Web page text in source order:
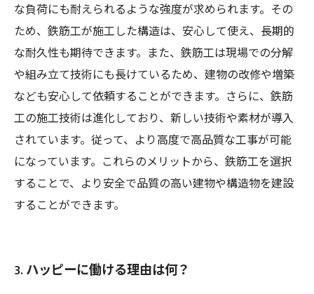
な負荷にも耐えられるような強度が求められます。その
ため、鉄筋工が施工した構造は、安心して使え、長期的
な耐久性も期待できます。また、鉄筋工は現場での分解
や組み立て技術にも長けているため、建物の改修や増築
なども安心して依頼することができます。さらに、鉄筋
工の施工技術は進化しており、新しい技術や素材が導入
されています。従って、より高度で高品質な工事が可能
になっています。これらのメリットから、鉄筋工を選択
することで、より安全で品質の高い建物や構造物を建設
することができます。
3. ハッピーに働ける理由は何？